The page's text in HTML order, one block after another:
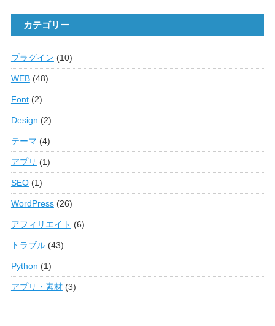
カテゴリー
プラグイン (10)
WEB(48)
Font(2)
Design (2)
テーマ (4)
アプリ (1)
SEO(1)
WordPress(26)
アフィリエイト (6)
トラブル(43)
Python (1)
アプリ・素材(3)